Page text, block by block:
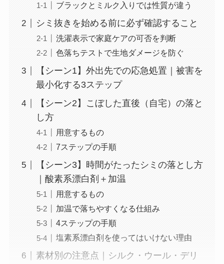
ブラックとミルク入りでは性質が違う
シミ抜きを始める前に必ず確認すること
洗濯表示で家庭ケアの可否を判断
色落ちテストで生地ダメージを防ぐ
【シーン1】外出先での応急処置｜被害を
最小化する3ステップ
【シーン2】こぼした直後（自宅）の落と
し方
用意するもの
7ステップの手順
【シーン3】時間がたったシミの落とし方
｜酸素系漂白剤＋加温
用意するもの
加温で落ちやすくなる仕組み
4ステップの手順
塩素系漂白剤を使ってはいけない理由
素材別の注意点｜シルク・ウール・デリ